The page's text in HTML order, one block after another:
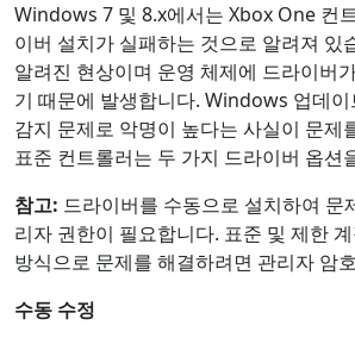
Windows 7 및 8.x에서는 Xbox One 컨
이버 설치가 실패하는 것으로 알려져 있
알려진 현상이며 운영 체제에 드라이버
기 때문에 발생합니다. Windows 업데
감지 문제로 악명이 높다는 사실이 문제
표준 컨트롤러는 두 가지 드라이버 옵션
참고: 드라이버를 수동으로 설치하여 문
리자 권한이 필요합니다. 표준 및 제한
방식으로 문제를 해결하려면 관리자 암
수동 수정